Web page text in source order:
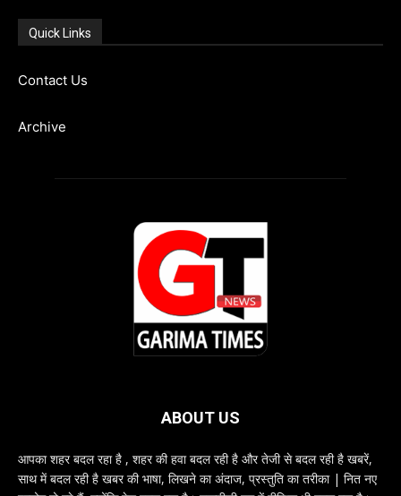
Quick Links
Contact Us
Archive
ABOUT US
आपका शहर बदल रहा है , शहर की हवा बदल रही है और तेजी से बदल रही है खबरें,
साथ में बदल रही है खबर की भाषा, लिखने का अंदाज, प्रस्तुति का तरीका | नित नए